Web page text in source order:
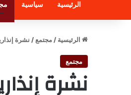
الرئيسية سياسية
الرئيسية / مجتمع / نشرة
مجتمع
نشرة